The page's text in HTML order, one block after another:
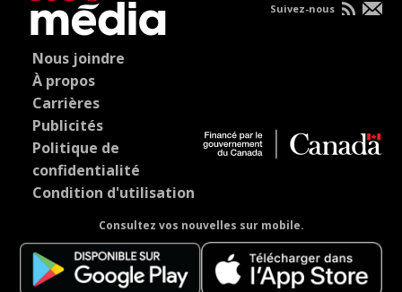
Nous joindre
À propos
Carrières
Publicités
Politique de
confidentialité
Condition d'utilisation
Consultez vos nouvelles sur mobile.
Suivez-nous